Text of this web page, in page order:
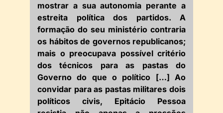
mostrar a sua autonomia perante a
estreita política dos partidos. A
formação do seu ministério contraria
os hábitos de governos republicanos;
mais o preocupava possível critério
dos técnicos para as pastas do
Governo do que o político […] Ao
convidar para as pastas militares dois
políticos civis, Epitácio Pessoa